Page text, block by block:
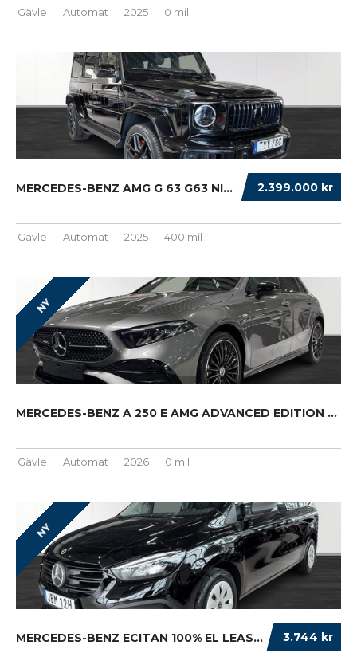
Gävle Automat 2025 0 mil
2.399.000 kr
MERCEDES-BENZ AMG G 63 G63 NIGHT 360° PANO ...
Gävle Automat 2025 400 mil
NY
MERCEDES-BENZ A 250 E AMG ADVANCED EDITION N...
Gävle Automat 2026 0 mil
NY
3.744 kr
MERCEDES-BENZ ECITAN 100% EL LEASA FRÅN 299 ...